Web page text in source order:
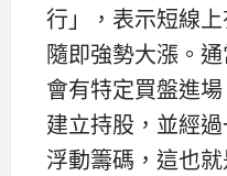
行」，表示短線
隨即強勢大漲。
會有特定買盤進
建立持股，並經
浮動籌碼，這也